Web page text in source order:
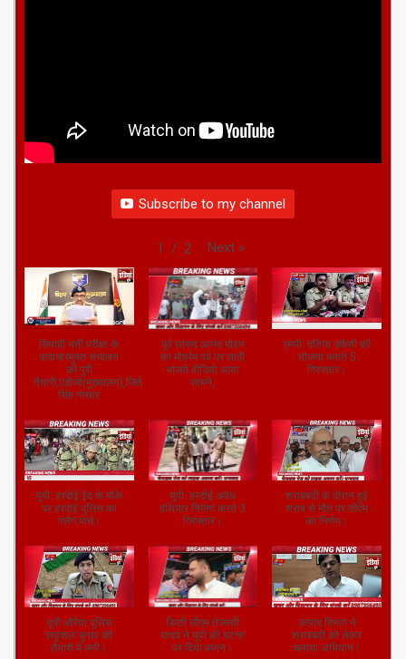
Subscribe to my channel
1 / 2 Next »
सिपाही भर्ती परीक्षा के
कदाचारमुक्त संचालन
की पूरी
तैयारी,एडीजी(मुख्यालय),जितेंद्र
सिंह गंगवार
पूर्व सांसद आनंद मोहन
का मोहर्रम पर्व पर लाठी
भांजते वीडियो आया
सामने,
एमपी: दतिया डकैती की
योजना बनाते 5
गिरफ्तार।
यूपी: हरदोई ईद के मौके
पर हरदोई पुलिस का
फ्लैग मार्च।
यूपी: हरदोई अवैध
हथियार निर्माण करते 3
गिरफ्तार।
शराबबंदी के दौरान हुई
शराब से मौत पर सीएम
का निर्णय।
यूपी:औरैया पुलिस
सकुशल चुनाव की
तैयारी में लगी।
डिप्टी सीएम तेजस्वी
यादव ने यूपी की घटना
पर दिया बयान।
उत्पाद विभाग ने
शराबबंदी को लेकर
चलाया अभियान।